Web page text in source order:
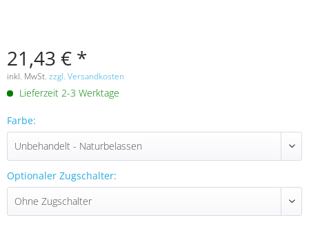
21,43 € *
inkl. MwSt. zzgl. Versandkosten
Lieferzeit 2-3 Werktage
Farbe:
Optionaler Zugschalter: